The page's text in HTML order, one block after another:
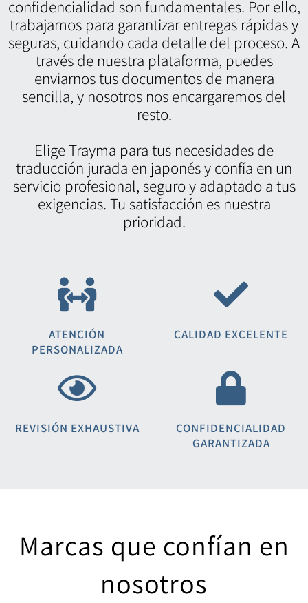
confidencialidad son fundamentales. Por ello,
trabajamos para garantizar entregas rápidas y
seguras, cuidando cada detalle del proceso. A
través de nuestra plataforma, puedes
enviarnos tus documentos de manera
sencilla, y nosotros nos encargaremos del
resto.
Elige Trayma para tus necesidades de
traducción jurada en japonés y confía en un
servicio profesional, seguro y adaptado a tus
exigencias. Tu satisfacción es nuestra
prioridad.
ATENCIÓN
PERSONALIZADA
CALIDAD EXCELENTE
REVISIÓN EXHAUSTIVA
CONFIDENCIALIDAD
GARANTIZADA
Marcas que confían en
nosotros